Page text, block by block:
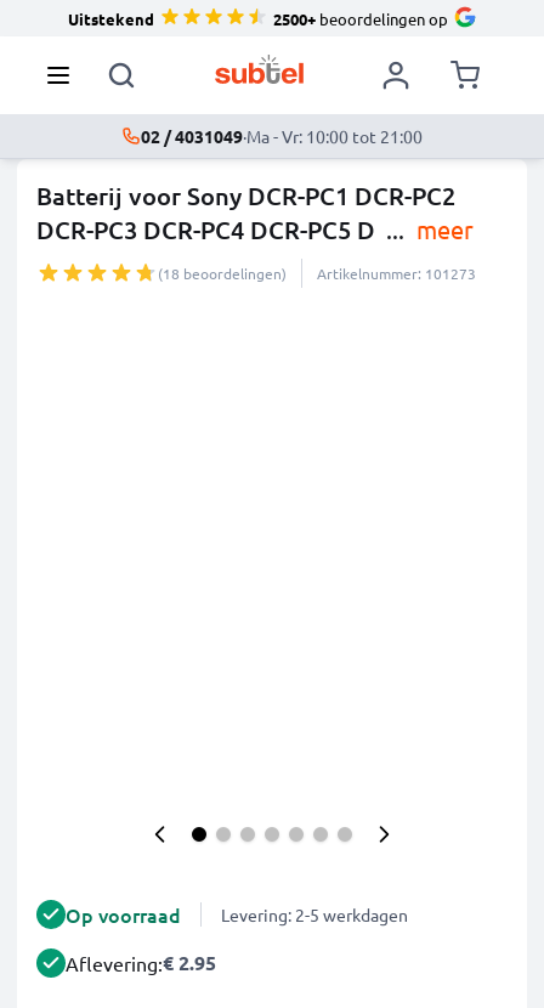
Uitstekend 2500+beoordelingen op
02 / 4031049·Ma - Vr: 10:00 tot 21:00
Batterij voor Sony DCR-PC1 DCR-PC2
DCR-PC3 DCR-PC4 DCR-PC5 D ... meer
(18 beoordelingen) Artikelnummer: 101273
Op voorraad Levering: 2-5 werkdagen
Aflevering:€ 2.95